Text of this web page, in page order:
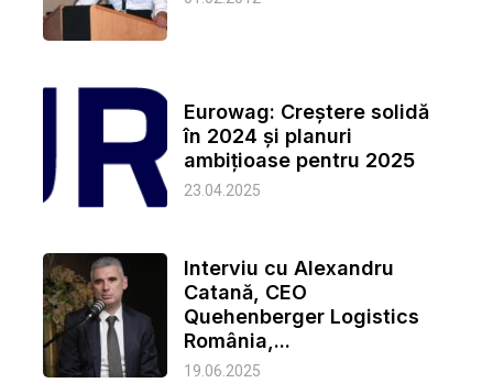
Eurowag: Creștere solidă
în 2024 și planuri
ambițioase pentru 2025
23.04.2025
Interviu cu Alexandru
Catană, CEO
Quehenberger Logistics
România,...
19.06.2025